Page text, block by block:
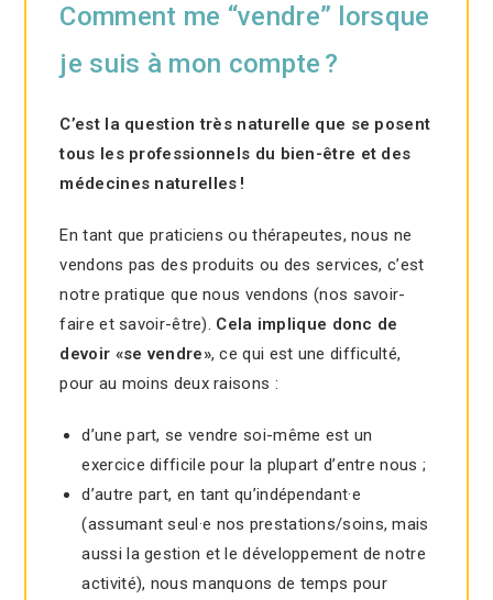
Comment me “vendre” lorsque
je suis à mon compte ?
C’est la question très naturelle que se posent
tous les professionnels du bien-être et des
médecines naturelles !
En tant que praticiens ou thérapeutes, nous ne
vendons pas des produits ou des services, c’est
notre pratique que nous vendons (nos savoir-
faire et savoir-être). Cela implique donc de
devoir «se vendre», ce qui est une difficulté,
pour au moins deux raisons :
d’une part, se vendre soi-même est un
exercice difficile pour la plupart d’entre nous ;
d’autre part, en tant qu’indépendant·e
(assumant seul·e nos prestations/soins, mais
aussi la gestion et le développement de notre
activité), nous manquons de temps pour